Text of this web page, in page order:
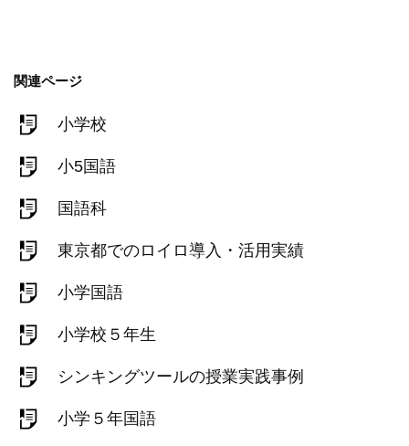
関連ページ
小学校
小5国語
国語科
東京都でのロイロ導入・活用実績
小学国語
小学校５年生
シンキングツールの授業実践事例
小学５年国語